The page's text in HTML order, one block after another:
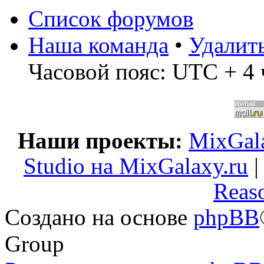
Список форумов
Наша команда •
Часовой пояс: UTC + 4
Наши проекты:
Studio на MixGalaxy.ru |
Создано на основе phpBB
Group